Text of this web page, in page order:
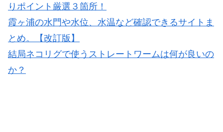
りポイント厳選３箇所！
霞ヶ浦の水門や水位、水温など確認できるサイトま
とめ。【改訂版】
結局ネコリグで使うストレートワームは何が良いの
か？